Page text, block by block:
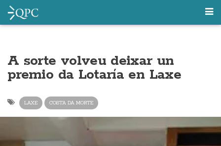
A sorte volveu deixar un
premio da Lotaría en Laxe
LAXE COSTA DA MORTE